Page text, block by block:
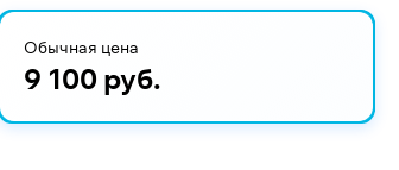
Обычная цена
9 100 руб.